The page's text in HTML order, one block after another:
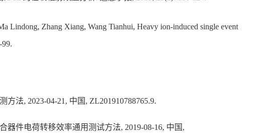
Lindong, Zhang Xiang, Wang Tianhui, Heavy ion-induced single event
99.
法, 2023-04-21, 中国, ZL201910788765.9.
件电荷转移效率通用测试方法, 2019-08-16, 中国,